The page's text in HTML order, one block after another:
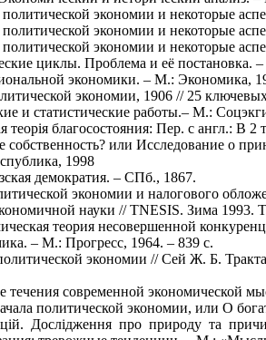
экономии и некоторые
экономии и некоторые
экономии и некоторые
циклы. Проблема и её постановка.
экономики. – М.: Экономика,
экономии, 1906 // 25
и статистические работы.– М.:
благосостояния: Пер. с англ.: В 2
собственность? или Исследование
1998
демократия. – СПб., 1867.
экономии и налогового
науки // TNESIS. Зима 1993.
теория несовершенной
– М.: Прогресс, 1964. – 839 с.
экономии // Сей Ж. Б.
современной экономической
политической экономии, или О
Дослідження про природу та